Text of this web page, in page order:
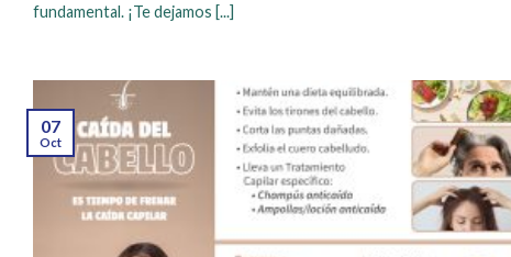
fundamental. ¡Te dejamos [...]
07
Oct